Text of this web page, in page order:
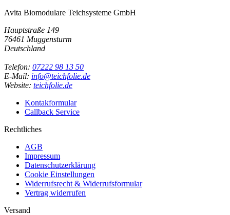
Avita Biomodulare Teichsysteme GmbH
Hauptstraße 149
76461 Muggensturm
Deutschland
Telefon: 07222 98 13 50
E-Mail: info@teichfolie.de
Website: teichfolie.de
Kontakformular
Callback Service
Rechtliches
AGB
Impressum
Datenschutzerklärung
Cookie Einstellungen
Widerrufsrecht & Widerrufsformular
Vertrag widerrufen
Versand